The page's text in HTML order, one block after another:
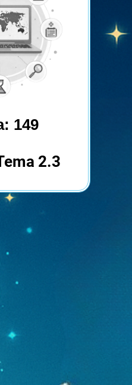
149
2.3